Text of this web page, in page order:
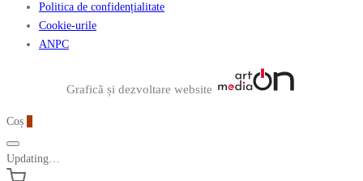
Politica de confidențialitate
Cookie-urile
ANPC
Graficã și dezvoltare website
Coș
Updating…